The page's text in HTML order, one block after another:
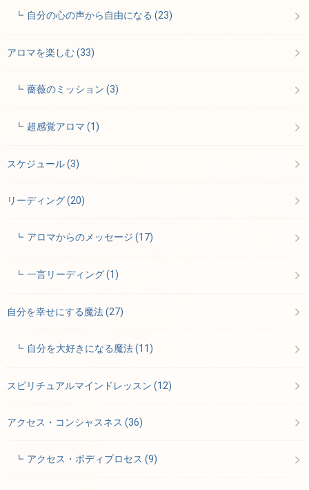
自分の心の声から自由になる(23)
アロマを楽しむ(33)
薔薇のミッション(3)
超感覚アロマ(1)
スケジュール(3)
リーディング(20)
アロマからのメッセージ(17)
一言リーディング(1)
自分を幸せにする魔法(27)
自分を大好きになる魔法(11)
スピリチュアルマインドレッスン (12)
アクセス・コンシャスネス (36)
アクセス・ボディプロセス(9)